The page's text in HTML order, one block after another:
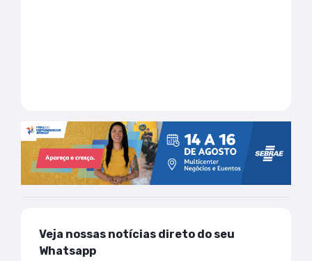
Veja nossas notícias direto do seu
Whatsapp